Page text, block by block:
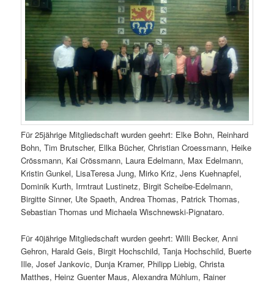
Für 25jährige Mitgliedschaft wurden geehrt: Elke Bohn, Reinhard
Bohn, Tim Brutscher, Ellka Bücher, Christian Croessmann, Heike
Crössmann, Kai Crössmann, Laura Edelmann, Max Edelmann,
Kristin Gunkel, LisaTeresa Jung, Mirko Kriz, Jens Kuehnapfel,
Dominik Kurth, Irmtraut Lustinetz, Birgit Scheibe-Edelmann,
Birgitte Sinner, Ute Spaeth, Andrea Thomas, Patrick Thomas,
Sebastian Thomas und Michaela Wischnewski-Pignataro.
Für 40jährige Mitgliedschaft wurden geehrt: Willi Becker, Anni
Gehron, Harald Geis, Birgit Hochschild, Tanja Hochschild, Buerte
Ille, Josef Jankovic, Dunja Kramer, Philipp Liebig, Christa
Matthes, Heinz Guenter Maus, Alexandra Mühlum, Rainer